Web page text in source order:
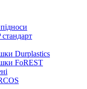
Durplastics
FoREST